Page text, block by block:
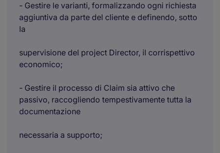
- Gestire le varianti, formalizzando ogni richiesta
aggiuntiva da parte del cliente e definendo, sotto
la
supervisione del project Director, il corrispettivo
economico;
- Gestire il processo di Claim sia attivo che
passivo, raccogliendo tempestivamente tutta la
documentazione
necessaria a supporto;